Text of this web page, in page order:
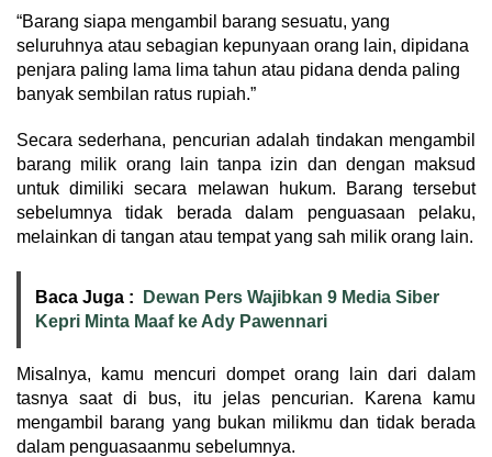
“Barang siapa mengambil barang sesuatu, yang
seluruhnya atau sebagian kepunyaan orang lain, dipidana
penjara paling lama lima tahun atau pidana denda paling
banyak sembilan ratus rupiah.”
Secara sederhana, pencurian adalah tindakan mengambil
barang milik orang lain tanpa izin dan dengan maksud
untuk dimiliki secara melawan hukum. Barang tersebut
sebelumnya tidak berada dalam penguasaan pelaku,
melainkan di tangan atau tempat yang sah milik orang lain.
Baca Juga :
Dewan Pers Wajibkan 9 Media Siber
Kepri Minta Maaf ke Ady Pawennari
Misalnya, kamu mencuri dompet orang lain dari dalam
tasnya saat di bus, itu jelas pencurian. Karena kamu
mengambil barang yang bukan milikmu dan tidak berada
dalam penguasaanmu sebelumnya.